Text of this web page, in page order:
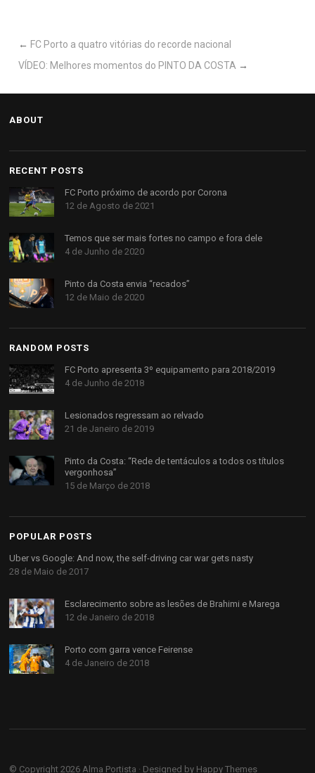
← FC Porto a quatro vitórias do recorde nacional
VÍDEO: Melhores momentos do PINTO DA COSTA →
ABOUT
RECENT POSTS
FC Porto próximo de acordo por Corona
12 de Agosto de 2021
Temos que ser mais fortes no campo e fora dele
4 de Junho de 2020
Pinto da Costa envia “recados”
12 de Maio de 2020
RANDOM POSTS
FC Porto apresenta 3º equipamento para 2018/2019
4 de Junho de 2018
Lesionados regressam ao relvado
21 de Janeiro de 2019
Pinto da Costa: “Rede de tentáculos a todos os títulos
vergonhosa”
15 de Março de 2018
POPULAR POSTS
Uber vs Google: And now, the self-driving car war gets nasty
28 de Maio de 2017
Esclarecimento sobre as lesões de Brahimi e Marega
12 de Janeiro de 2018
Porto com garra vence Feirense
4 de Janeiro de 2018
© Copyright 2026 Alma Portista · Designed by Happy Themes